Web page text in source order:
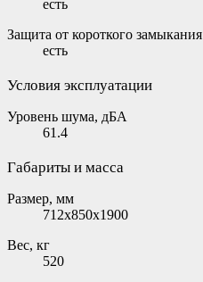
есть
Защита от короткого замыкания
есть
Условия эксплуатации
Уровень шума, дБА
61.4
Габариты и масса
Размер, мм
712x850x1900
Вес, кг
520